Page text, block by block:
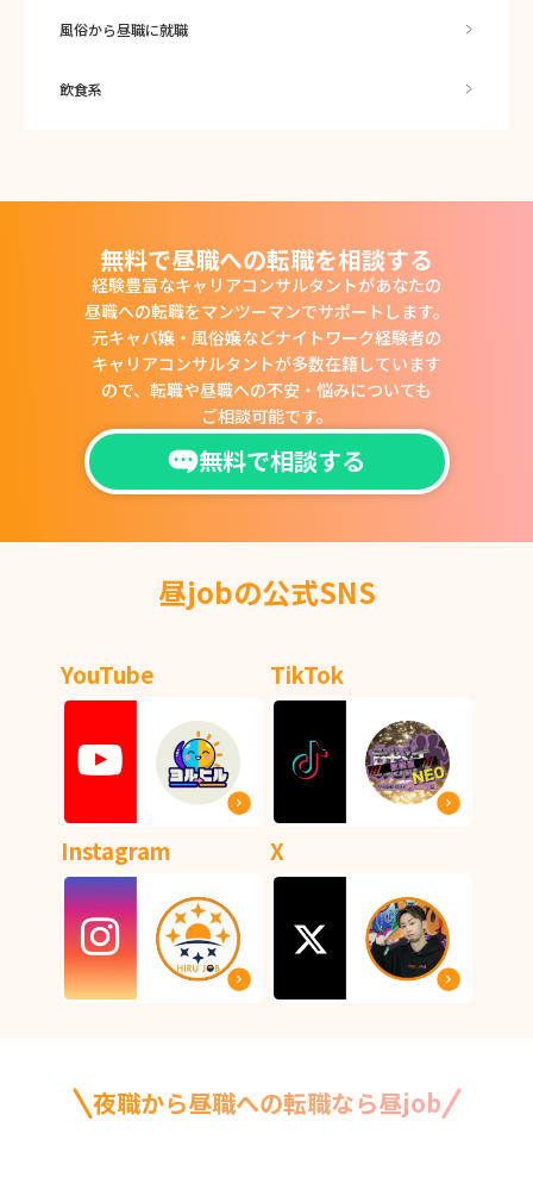
風俗から昼職に就職
飲食系
無料で昼職への転職を相談する
経験豊富なキャリアコンサルタントがあなたの
昼職への転職をマンツーマンでサポートします。
元キャバ嬢・風俗嬢などナイトワーク経験者の
キャリアコンサルタントが多数在籍しています
ので、 転職や昼職への不安・悩みについても
ご相談可能です。
無料で相談する
昼jobの公式SNS
YouTube TikTok
Instagram X
夜職から昼職への転職なら昼job